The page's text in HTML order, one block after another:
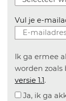
Vul je e-
Ik ga ermee
worden zoals
versie 1.1.
Ja, ik ga